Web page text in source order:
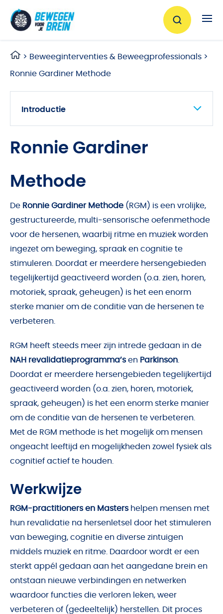
> Beweeginterventies & Beweegprofessionals >
Ronnie Gardiner Methode
Introductie
Onderzoek
Scholingsaanbod
Ronnie Gardiner
Methode
De Ronnie Gardiner Methode (RGM) is een vrolijke,
gestructureerde, multi-sensorische oefenmethode
voor de hersenen, waarbij ritme en muziek worden
ingezet om beweging, spraak en cognitie te
stimuleren. Doordat er meerdere hersengebieden
tegelijkertijd geactiveerd worden (o.a. zien, horen,
motoriek, spraak, geheugen) is het een enorm
sterke manier om de conditie van de hersenen te
verbeteren.
RGM heeft steeds meer zijn intrede gedaan in de
NAH revalidatieprogramma’sen Parkinson
Doordat er meerdere hersengebieden tegelijkertijd
geactiveerd worden (o.a. zien, horen, motoriek,
spraak, geheugen) is het een enorm sterke manier
om de conditie van de hersenen te verbeteren.
Met de RGM methode is het mogelijk om mensen
ongeacht leeftijd en mogelijkheden zowel fysiek als
cognitief actief te houden.
Werkwijze
RGM-practitioners en Masters helpen mensen met
hun revalidatie na hersenletsel door het stimuleren
van beweging, cognitie en diverse zintuigen
middels muziek en ritme. Daardoor wordt er een
sterkt appél gedaan aan het aangedane brein en
ontstaan nieuwe verbindingen en netwerken
waardoor functies die verloren leken, weer
verbeteren of (gedeeltelijk) herstellen. Dit proces